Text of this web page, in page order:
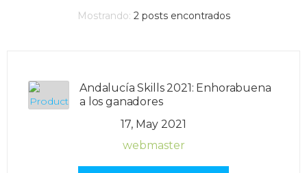
Mostrando: 2 posts encontrados
Andalucía Skills 2021: Enhorabuena
a los ganadores
17, May 2021
webmaster